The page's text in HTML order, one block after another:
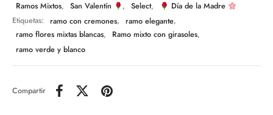
Ramos Mixtos, San Valentín , Select,
Día de la Madre
Etiquetas:
ramo con cremones, ramo elegante,
ramo flores mixtas blancas, Ramo mixto con girasoles,
ramo verde y blanco
Compartir